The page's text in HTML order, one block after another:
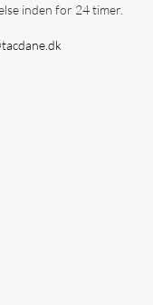
inden for 24 timer.